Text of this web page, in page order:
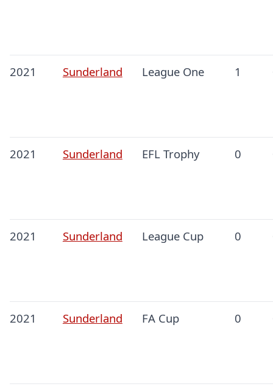
2021 Sunderland League One 1
2021 Sunderland EFL Trophy 0
2021 Sunderland League Cup 0
2021 Sunderland FA Cup 0